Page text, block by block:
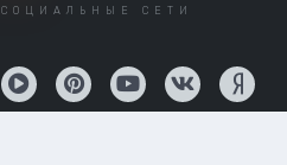
СОЦИАЛЬНЫЕ СЕТИ